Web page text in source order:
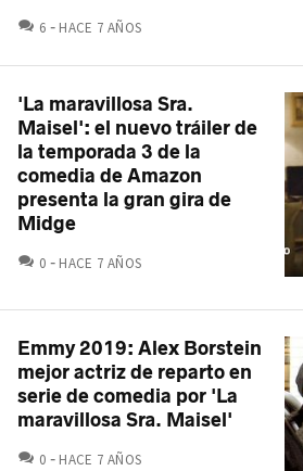
6 COMENTARIOS
HACE 7 AÑOS
'La maravillosa Sra.
Maisel': el nuevo tráiler de
la temporada 3 de la
comedia de Amazon
presenta la gran gira de
Midge
0 COMENTARIOS
HACE 7 AÑOS
Emmy 2019: Alex Borstein
mejor actriz de reparto en
serie de comedia por 'La
maravillosa Sra. Maisel'
0 COMENTARIOS
HACE 7 AÑOS